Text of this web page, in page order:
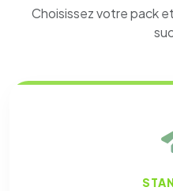
Choisissez votre pack